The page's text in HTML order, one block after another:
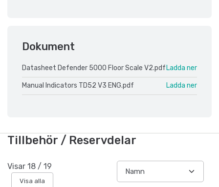
Dokument
Datasheet Defender 5000 Floor Scale V2.pdf Ladda ner
Manual Indicators TD52 V3 ENG.pdf Ladda ner
Tillbehör / Reservdelar
Visar 18 / 19
Visa alla